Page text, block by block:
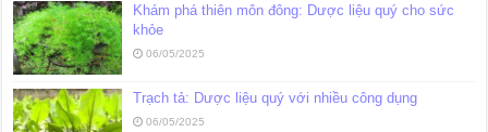
Khám phá thiên môn đông: Dược liệu quý cho sức
khỏe
06/05/2025
Trạch tả: Dược liệu quý với nhiều công dụng
06/05/2025